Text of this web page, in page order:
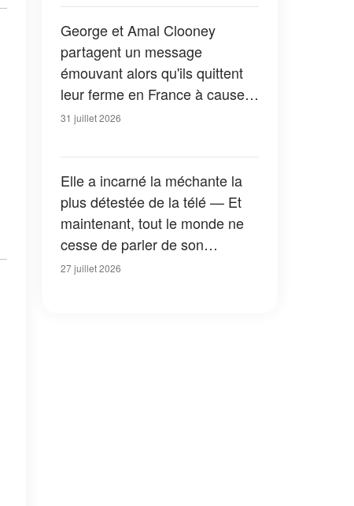
George et Amal Clooney
partagent un message
émouvant alors qu'ils quittent
leur ferme en France à cause
des feux de forêt — Tous les
31 juillet 2026
Elle a incarné la méchante la
plus détestée de la télé — Et
maintenant, tout le monde ne
cesse de parler de son
apparition dans la nouvelle
27 juillet 2026